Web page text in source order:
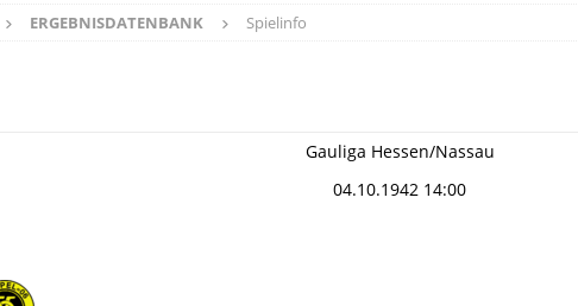
ERGEBNISDATENBANK Spielinfo
Gauliga Hessen/Nassau
04.10.1942 14:00